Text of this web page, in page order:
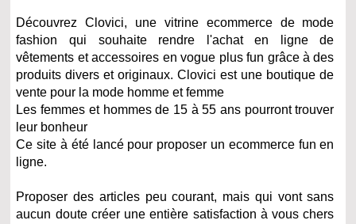
Découvrez Clovici, une vitrine ecommerce de mode
fashion qui souhaite rendre l'achat en ligne de
vêtements et accessoires en vogue plus fun grâce à des
produits divers et originaux. Clovici est une boutique de
vente pour la mode homme et femme
Les femmes et hommes de 15 à 55 ans pourront trouver
leur bonheur
Ce site à été lancé pour proposer un ecommerce fun en
ligne.
Proposer des articles peu courant, mais qui vont sans
aucun doute créer une entière satisfaction à vous chers